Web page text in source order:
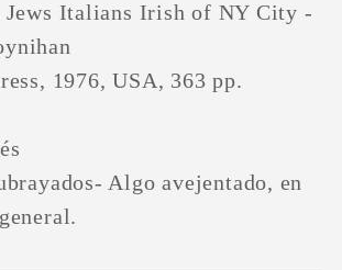
Jews Italians Irish of NY City -
1976, USA, 363 pp.
Algo avejentado, en